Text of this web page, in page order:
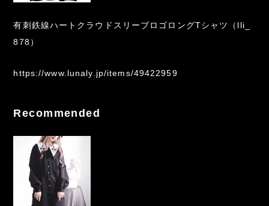
有刺鉄線ハートクラウドスリーブロゴロングTシャツ（lli_
878）
https://www.lunaly.jp/items/49422959
Recommended